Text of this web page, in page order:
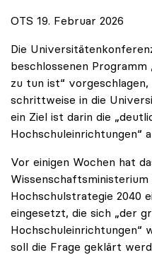
OTS 19. Februar 2026
Die
beschlossenen Programm
zu tun ist“ vorgeschlagen,
schrittweise in die
ein Ziel ist darin die
Hochschuleinrichtungen“
Vor einigen Wochen hat
Hochschulstrategie 2040
eingesetzt, die sich „der
Hochschuleinrichtungen“
soll die Frage geklärt